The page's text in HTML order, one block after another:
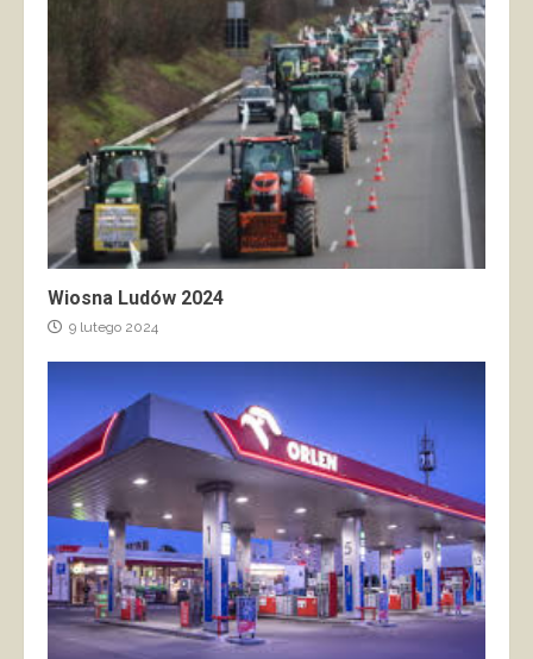
Wiosna Ludów 2024
9 lutego 2024